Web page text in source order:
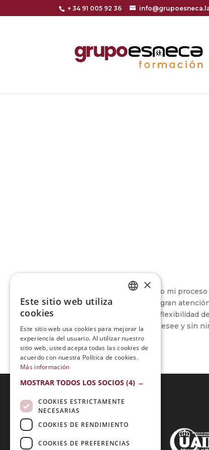
+ 34 91 005 92 36
Realmente me gustó mucho mi
todo momento recibí una gran
metodología de trabajo y la flexibilidad
velocidad que uno mismo desee y sin
Acreditaciones:
×
Este sitio web utiliza
cookies
Este sitio web usa cookies para mejorar la
experiencia del usuario. Al utilizar nuestro
sitio web, usted acepta todas las cookies de
acuerdo con nuestra Política de cookies.
Más información
MOSTRAR TODOS LOS SOCIOS (4) →
COOKIES ESTRICTAMENTE
NECESARIAS
COOKIES DE RENDIMIENTO
COOKIES DE PREFERENCIAS